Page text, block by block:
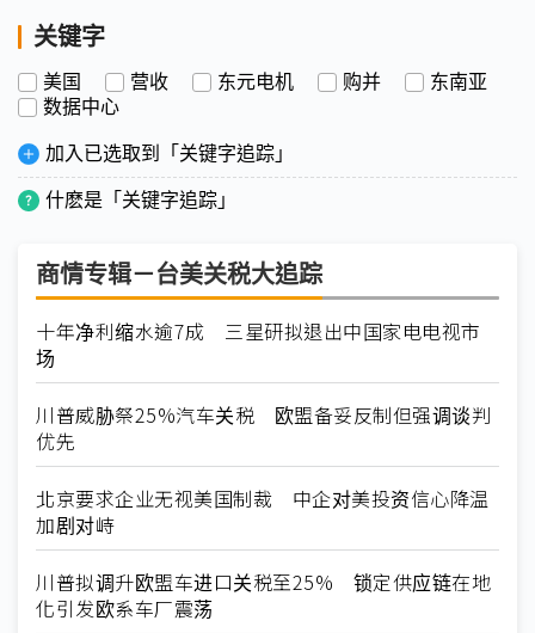
关键字
美国 营收 东元电机 购并
东南亚
数据中心
加入已选取到「关键字追踪」
什麽是「关键字追踪」
商情专辑－台美关税大追踪
十年净利缩水逾7成 三星研拟退出中国家电电视市
场
川普威胁祭25%汽车关税 欧盟备妥反制但强调谈判
优先
北京要求企业无视美国制裁 中企对美投资信心降温
加剧对峙
川普拟调升欧盟车进口关税至25% 锁定供应链在地
化引发欧系车厂震荡